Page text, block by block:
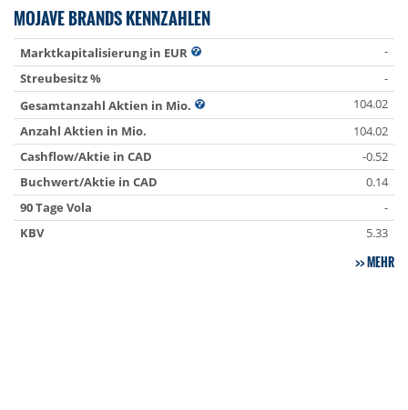
MOJAVE BRANDS KENNZAHLEN
Marktkapitalisierung in EUR
-
Streubesitz %
-
Gesamtanzahl Aktien in Mio.
104.02
Anzahl Aktien in Mio.
104.02
Cashflow/Aktie in CAD
-0.52
Buchwert/Aktie in CAD
0.14
90 Tage Vola
-
KBV
5.33
MEHR